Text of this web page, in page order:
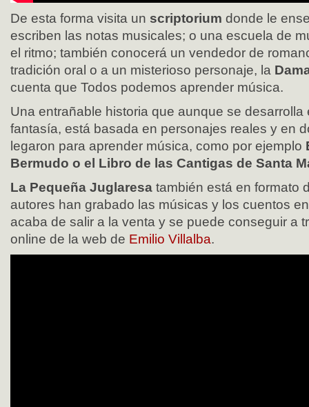
De esta forma visita un scriptorium donde le
escriben las notas musicales; o una escuela de
el ritmo; también conocerá un vendedor de
tradición oral o a un misterioso personaje, la
cuenta que Todos podemos aprender música.
Una entrañable historia que aunque se desarrolla
fantasía, está basada en personajes reales y en
legaron para aprender música, como por ejemplo
Bermudo o el Libro de las Cantigas de Santa
La Pequeña Juglaresa también está en formato
autores han grabado las músicas y los cuentos
acaba de salir a la venta y se puede conseguir a
online de la web de Emilio Villalba.